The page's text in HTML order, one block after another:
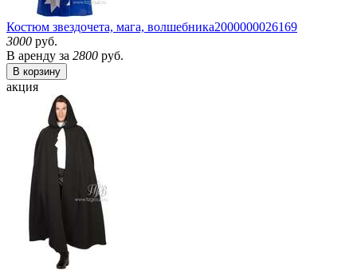
Костюм звездочета, мага, волшебника2000000026169
3000 руб.
В аренду за 2800 руб.
В корзину
акция